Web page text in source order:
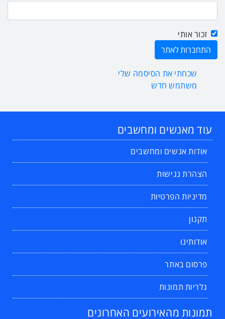
זכור אותי
שכחתי את הסיסמה שלי
משתמש חדש
עוד מאנשים ומחשבים
אודות אנשים ומחשבים
הצהרת נגישות
מדיניות הפרטיות
תקנון
אודותינו
פרסום באתר
גלריות תמונות
תמונות מהאירועים האחרונים